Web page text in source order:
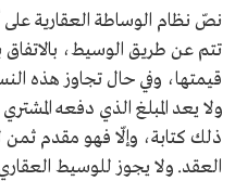
نصّ نظام الوساطة العقارية
قيمتها، وفي حال تجاوز هذه
ولا يعد المبلغ الذي دفعه
ذلك كتابة، وإلّا فهو مقدم ثمن
العقد. ولا يجوز للوسيط